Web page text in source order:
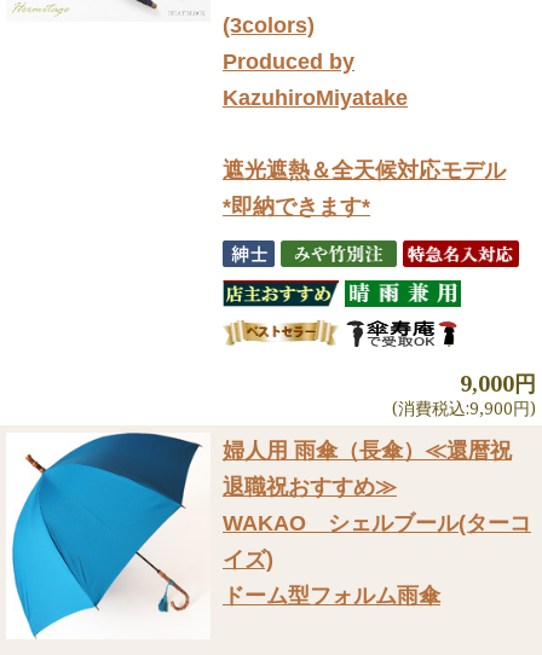
(3colors)
Produced by
KazuhiroMiyatake
遮光遮熱＆全天候対応モデル
*即納できます*
9,000円
(消費税込:9,900円)
婦人用 雨傘（長傘） ≪還暦祝
退職祝おすすめ≫
WAKAO シェルブール(ターコ
イズ)
ドーム型フォルム雨傘